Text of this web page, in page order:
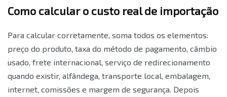
Como calcular o custo real de importação
Para calcular corretamente, soma todos os elementos:
preço do produto, taxa do método de pagamento, câmbio
usado, frete internacional, serviço de redirecionamento
quando existir, alfândega, transporte local, embalagem,
internet, comissões e margem de segurança. Depois